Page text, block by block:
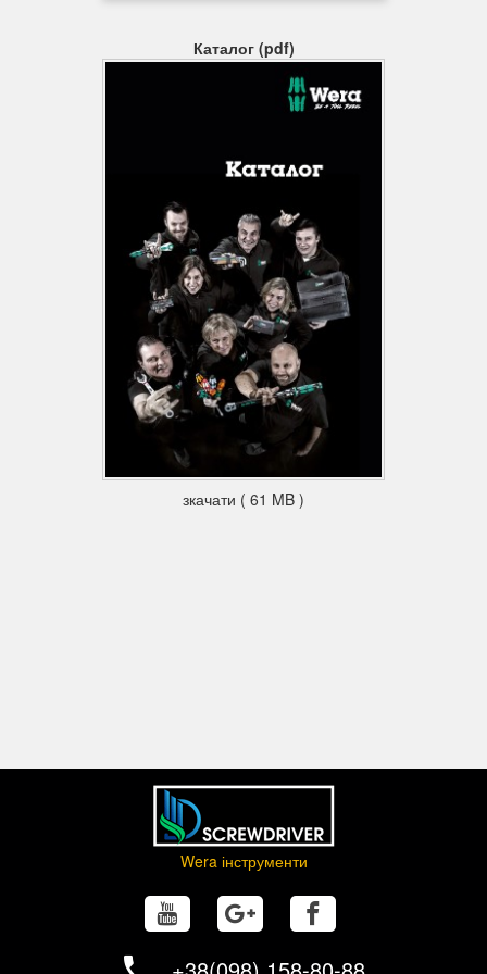
у формі подвійного шестикутника. Крім того, тріскачки з тонким
роблять використання профілю з подвійним шестигранником
зайвим навіть при роботі в обмеженому просторі.
інструменти придатні для роботи з великим навантаженням.
Ідентифікатори інструментів "Take it easy"
Ідентифікатори інструментів "Take it easy" з кольоровим
кодуванням розміру - для простого і легкого вибору потрібного
інструменту. Система визначення розміру інструментів для
гвинтів з внутрішнім шестигранником (Г-подібні ключі,
викруткові головки Zyklop), гвинтів із шестигранною головкою і
гайок (гайкові ключі Joker, головки Zyklop і головки Zyklop з
фіксуючою функцією) і гвинтів TORX® (Г-подібні ключі,
викруткові головки Zyklop).
Каталог (pdf)
зкачати ( 61 MB )
Wera інструменти